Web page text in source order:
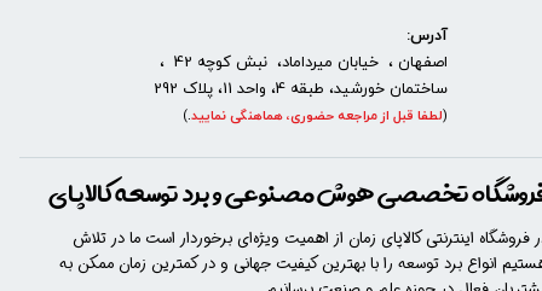
تخصصی هوش مصنوعی و برد توسعه کالاپای
فروشگاه اینترنتی کالاپای زمان از اهمیت ویژه‌ای برخوردار است ما در تلاش
انواع برد توسعه را با​​​ بهترین کیفیت جهانی و در کمترین زمان ممکن به
آدرس:
اصفهان ، خیابان میرداماد، نبش کوچه 42 ،
ساختمان خورشید، طبقه 4، واحد 11، پلاک 292
(لطفا قبل از مراجعه حضوری، هماهنگی نمایید.
)